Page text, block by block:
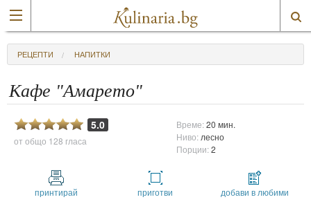
РЕЦЕПТИ НАПИТКИ
Кафе "Амарето"
5.0
от общо 128 гласа
Време:20 мин.
Ниво: лесно
Порции:2
принтирай приготви добави в любими